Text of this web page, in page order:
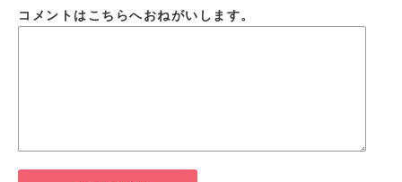
コメントはこちらへおねがいします。